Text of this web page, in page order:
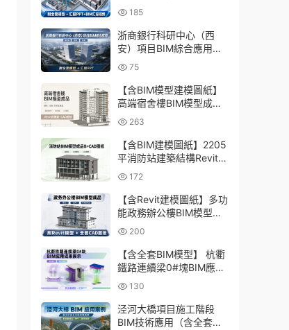
料下載：含BIM模型、彙
報PPT及視頻
185
浙商銀行科研中心（西
安）項目BIM綜合應用資
料下載：含全套BIM模
型、彙報PPT
75
【含BIM模型建模圖紙】
高端宿舍樓BIM模型成
品，包含建築+結構兩大
專業Revit模型及全套建模
CAD圖紙
263
【含BIM建模圖紙】2205
平消防站建築結構Revit模
型成品，包含全套BIM建
模CAD圖紙下載
172
【含Revit建模圖紙】多功
能政務辦公樓BIM模型成
品，包含建築+結構+機電
三大專業Revit模型及配套
建模CAD圖紙
200
【含全套BIM模型】 杭衢
鐵路連續梁0#塊BIM應用
成果｜鋼筋與預應力深化
施工實戰資料
130
泾河大橋項目施工階段
BIM技術應用（含全套